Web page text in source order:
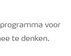
voor
te denken.